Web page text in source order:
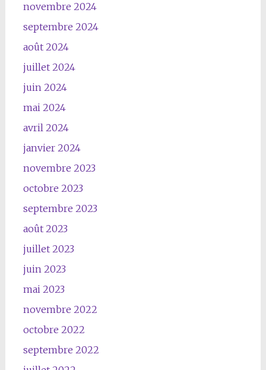
novembre 2024
septembre 2024
août 2024
juillet 2024
juin 2024
mai 2024
avril 2024
janvier 2024
novembre 2023
octobre 2023
septembre 2023
août 2023
juillet 2023
juin 2023
mai 2023
novembre 2022
octobre 2022
septembre 2022